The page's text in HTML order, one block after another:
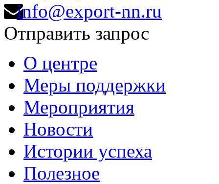
info@export-nn.ru
Отправить запрос
О центре
Меры поддержки
Мероприятия
Новости
Истории успеха
Полезное